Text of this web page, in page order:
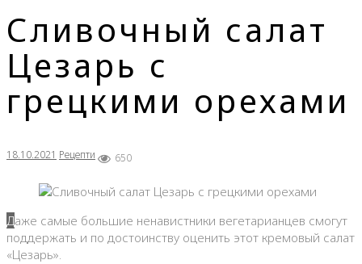
Сливочный салат
Цезарь с
грецкими орехами
18.10.2021 Рецепти 650
Даже самые большие ненавистники вегетарианцев смогут
поддержать и по достоинству оценить этот кремовый салат
«Цезарь».